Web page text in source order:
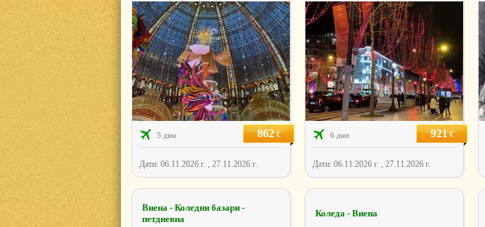
5 дни 862€
Дати: 06.11.2026 г. , 27.11.2026 г.
6 дни 921€
Дати: 06.11.2026 г. , 27.11.2026 г.
Виена - Коледни базари -
петдневна
Коледа - Виена